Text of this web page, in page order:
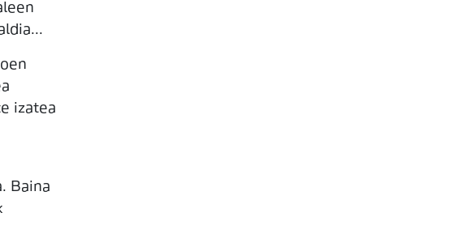
izatea
Baina